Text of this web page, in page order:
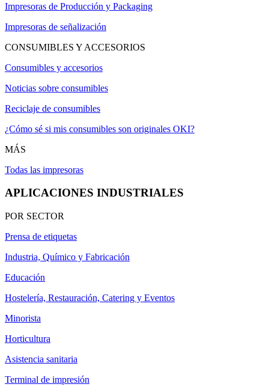
Impresoras de Producción y Packaging
Impresoras de señalización
CONSUMIBLES Y ACCESORIOS
Consumibles y accesorios
Noticias sobre consumibles
Reciclaje de consumibles
¿Cómo sé si mis consumibles son originales OKI?
MÁS
Todas las impresoras
APLICACIONES INDUSTRIALES
POR SECTOR
Prensa de etiquetas
Industria, Químico y Fabricación
Educación
Hostelería, Restauración, Catering y Eventos
Minorista
Horticultura
Asistencia sanitaria
Terminal de impresión